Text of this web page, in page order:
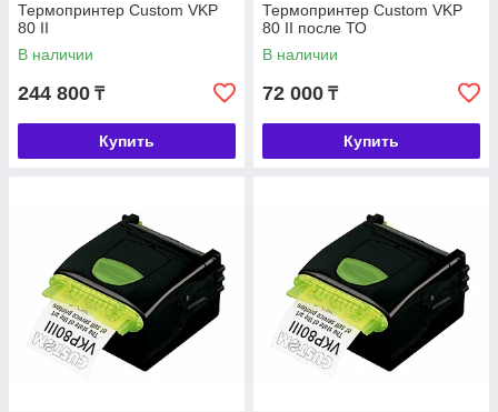
Термопринтер Custom VKP
80 II
В наличии
244 800 ₸
Купить
Термопринтер Custom VKP
80 II после ТО
В наличии
72 000 ₸
Купить